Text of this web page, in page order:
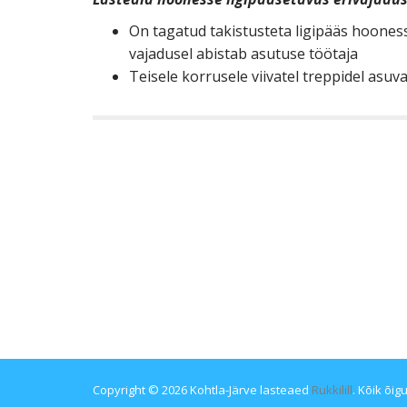
On tagatud takistusteta ligipääs
vajadusel abistab asutuse töötaja
Teisele korrusele viivatel treppidel
Copyright © 2026 Kohtla-Järve lasteaed Rukkilill. Kõik